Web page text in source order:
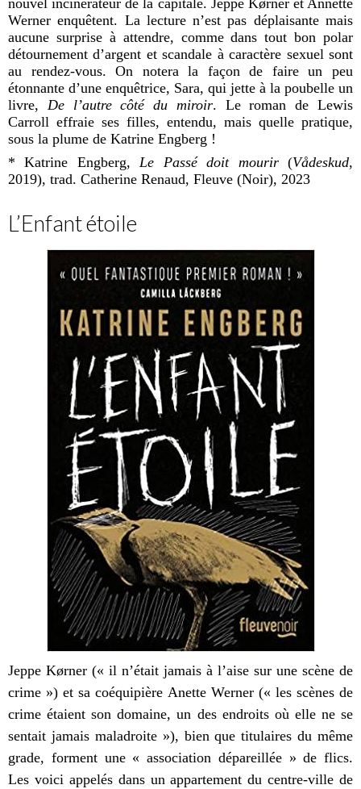
nouvel incinérateur de la capitale. Jeppe Kørner et Annette
Werner enquêtent. La lecture n’est pas déplaisante mais
aucune surprise à attendre, comme dans tout bon polar
détournement d’argent et scandale à caractère sexuel sont
au rendez-vous. On notera la façon de faire un peu
étonnante d’une enquêtrice, Sara, qui jette à la poubelle un
livre, De l’autre côté du miroir. Le roman de Lewis
Carroll effraie ses filles, entendu, mais quelle pratique,
sous la plume de Katrine Engberg !
* Katrine Engberg,Le Passé doit mourir(Vådeskud,
2019), trad. Catherine Renaud, Fleuve (Noir), 2023
L’Enfant étoile
Jeppe Kørner (« il n’était jamais à l’aise sur une scène de
crime ») et sa coéquipière Anette Werner (« les scènes de
crime étaient son domaine, un des endroits où elle ne se
sentait jamais maladroite »), bien que titulaires du même
grade, forment une « association dépareillée » de flics.
Les voici appelés dans un appartement du centre-ville de